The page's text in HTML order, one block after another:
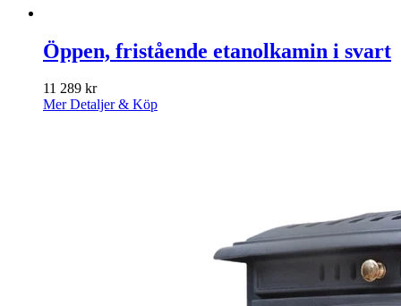
Öppen, fristående etanolkamin i svart
11 289 kr
Mer Detaljer & Köp